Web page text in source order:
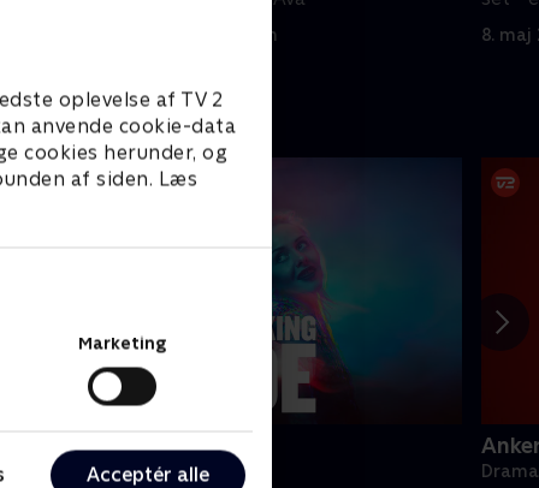
oplevelse af TV 2
anvende cookie-data
cookies herunder, og
af siden. Læs
Marketing
Acceptér alle
8. maj 2023 • 22 min 8. maj
Happy fucking Pride
• 1 sæsoner